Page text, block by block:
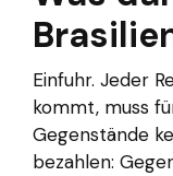
Einfuhr. Jeder
kommt, muss
Gegenstände
bezahlen: